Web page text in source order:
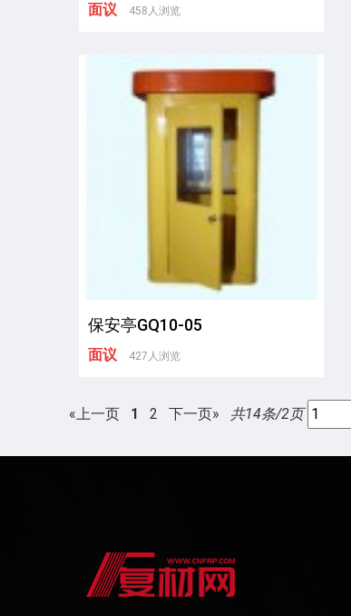
面议 458人浏览
保安亭GQ10-05
面议 427人浏览
«上一页 1 2 下一页» 共14条/2页